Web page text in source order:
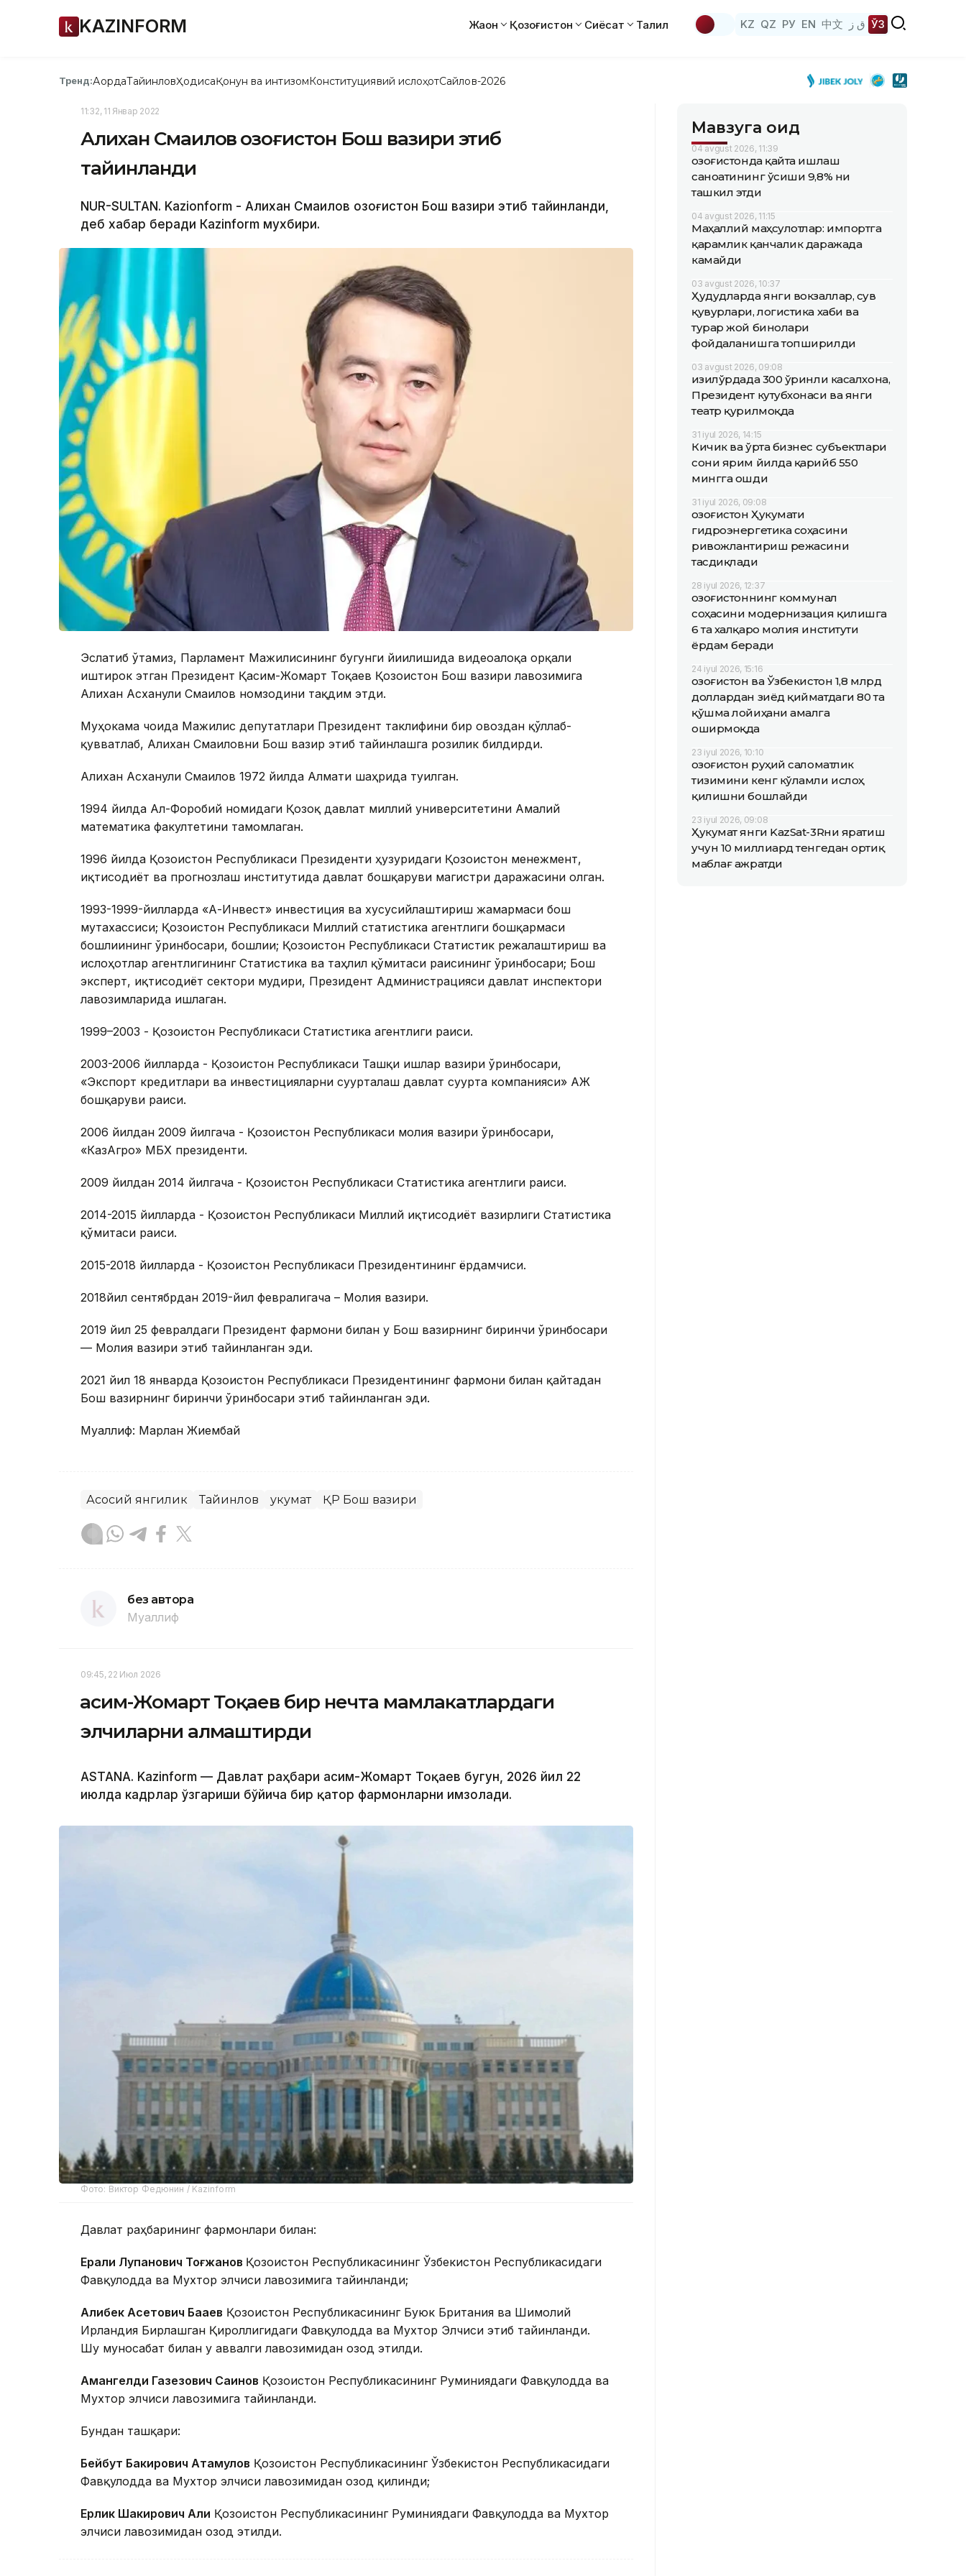
KAZINFORM Жаҳон Қозоғистон Сиёсат Таҳлил KZ QZ РУ EN 中文 ق ز ЎЗ
Тренд:АқордаТайинловҲодисаҚонун ва интизомКонституциявий ислоҳотСайлов-2026
11:32, 11 Январ 2022
Алихан Смаилов Қозоғистон Бош вазири этиб
тайинланди
NUR-SULTAN. Kazionform - Алихан Смаилов Қозоғистон Бош вазири этиб тайинланди,
деб хабар беради Кazinform мухбири.
Эслатиб ўтамиз, Парламент Мажилисининг бугунги йиғилишида видеоалоқа орқали
иштирок этган Президент Қасим-Жомарт Тоқаев Қозоғистон Бош вазири лавозимига
Алихан Асханули Смаилов номзодини тақдим этди.
Муҳокама чоғида Мажилис депутатлари Президент таклифини бир овоздан қўллаб-
қувватлаб, Алихан Смаиловни Бош вазир этиб тайинлашга розилик билдирди.
Алихан Асханули Смаилов 1972 йилда Алмати шаҳрида туғилган.
1994 йилда Ал-Форобий номидаги Қозоқ давлат миллий университетини Амалий
математика факултетини тамомлаган.
1996 йилда Қозоғистон Республикаси Президенти ҳузуридаги Қозоғистон менежмент,
иқтисодиёт ва прогнозлаш институтида давлат бошқаруви магистри даражасини олган.
1993-1999-йилларда «А-Инвест» инвестиция ва хусусийлаштириш жамғармаси бош
мутахассиси; Қозоғистон Республикаси Миллий статистика агентлиги бошқармаси
бошлиғининг ўринбосари, бошлиғи; Қозоғистон Республикаси Статистик режалаштириш ва
ислоҳотлар агентлигининг Статистика ва таҳлил қўмитаси раисининг ўринбосари; Бош
эксперт, иқтисодиёт сектори мудири, Президент Администрацияси давлат инспектори
лавозимларида ишлаган.
1999–2003 - Қозоғистон Республикаси Статистика агентлиги раиси.
2003-2006 йилларда - Қозоғистон Республикаси Ташқи ишлар вазири ўринбосари,
«Экспорт кредитлари ва инвестицияларни суғурталаш давлат суғурта компанияси» АЖ
бошқаруви раиси.
2006 йилдан 2009 йилгача - Қозоғистон Республикаси молия вазири ўринбосари,
«КазАгро» МБХ президенти.
2009 йилдан 2014 йилгача - Қозоғистон Республикаси Статистика агентлиги раиси.
2014-2015 йилларда - Қозоғистон Республикаси Миллий иқтисодиёт вазирлиги Статистика
қўмитаси раиси.
2015-2018 йилларда - Қозоғистон Республикаси Президентининг ёрдамчиси.
2018йил сентябрдан 2019-йил февралигача – Молия вазири.
2019 йил 25 февралдаги Президент фармони билан у Бош вазирнинг биринчи ўринбосари
— Молия вазири этиб тайинланган эди.
2021 йил 18 январда Қозоғистон Республикаси Президентининг фармони билан қайтадан
Бош вазирнинг биринчи ўринбосари этиб тайинланган эди.
Муаллиф: Марлан Жиембай
Асосий янгилик Тайинлов Ҳукумат ҚР Бош вазири
без автора
Муаллиф
09:45, 22 Июл 2026
Қасим-Жомарт Тоқаев бир нечта мамлакатлардаги
элчиларни алмаштирди
ASTANA. Kazinform — Давлат раҳбари Қасим-Жомарт Тоқаев бугун, 2026 йил 22
июлда кадрлар ўзгариши бўйича бир қатор фармонларни имзолади.
Фото: Виктор Федюнин / Kazinform
Давлат раҳбарининг фармонлари билан:
Ерали Луқпанович Тоғжанов Қозоғистон Республикасининг Ўзбекистон Республикасидаги
Фавқулодда ва Мухтор элчиси лавозимига тайинланди;
Алибек Асетович Бақаев Қозоғистон Республикасининг Буюк Британия ва Шимолий
Ирландия Бирлашган Қироллигидаги Фавқулодда ва Мухтор Элчиси этиб тайинланди.
Шу муносабат билан у аввалги лавозимидан озод этилди.
Амангелди Газезович Саинов Қозоғистон Республикасининг Руминиядаги Фавқулодда ва
Мухтор элчиси лавозимига тайинланди.
Бундан ташқари:
Бейбут Бакирович Атамқулов Қозоғистон Республикасининг Ўзбекистон Республикасидаги
Фавқулодда ва Мухтор элчиси лавозимидан озод қилинди;
Ерлик Шакирович Али Қозоғистон Республикасининг Руминиядаги Фавқулодда ва Мухтор
элчиси лавозимидан озод этилди.
Мавзуга оид
04 avgust 2026, 11:39
Қозоғистонда қайта ишлаш
саноатининг ўсиши 9,8% ни
ташкил этди
04 avgust 2026, 11:15
Маҳаллий маҳсулотлар: импортга
қарамлик қанчалик даражада
камайди
03 avgust 2026, 10:37
Ҳудудларда янги вокзаллар, сув
қувурлари, логистика хаби ва
турар жой бинолари
фойдаланишга топширилди
03 avgust 2026, 09:08
Қизилўрдада 300 ўринли касалхона,
Президент кутубхонаси ва янги
театр қурилмоқда
31 iyul 2026, 14:15
Кичик ва ўрта бизнес субъектлари
сони ярим йилда қарийб 550
мингга ошди
31 iyul 2026, 09:08
Қозоғистон Ҳукумати
гидроэнергетика соҳасини
ривожлантириш режасини
тасдиқлади
28 iyul 2026, 12:37
Қозоғистоннинг коммунал
соҳасини модернизация қилишга
6 та халқаро молия институти
ёрдам беради
24 iyul 2026, 15:16
Қозоғистон ва Ўзбекистон 1,8 млрд
доллардан зиёд қийматдаги 80 та
қўшма лойиҳани амалга
оширмоқда
23 iyul 2026, 10:10
Қозоғистон руҳий саломатлик
тизимини кенг кўламли ислоҳ
қилишни бошлайди
23 iyul 2026, 09:08
Ҳукумат янги KazSat-3Rни яратиш
учун 10 миллиард тенгедан ортиқ
маблағ ажратди